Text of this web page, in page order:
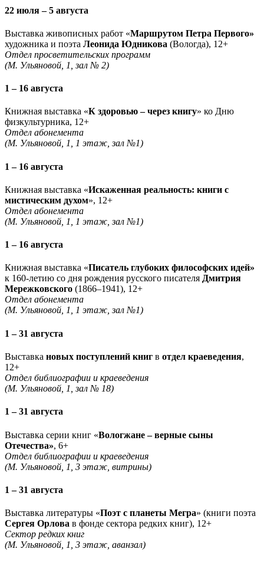
22 июля – 5 августа
Выставка живописных работ «Маршрутом Петра Первого»
художника и поэта Леонида Юдникова (Вологда), 12+
Отдел просветительских программ
(М. Ульяновой, 1, зал № 2)
1 – 16 августа
Книжная выставка «К здоровью – через книгу» ко Дню
физкультурника, 12+
Отдел абонемента
(М. Ульяновой, 1, 1 этаж, зал №1)
1 – 16 августа
Книжная выставка «Искаженная реальность: книги с
мистическим духом», 12+
Отдел абонемента
(М. Ульяновой, 1, 1 этаж, зал №1)
1 – 16 августа
Книжная выставка «Писатель глубоких философских идей»
к 160-летию со дня рождения русского писателя Дмитрия
Мережковского (1866–1941), 12+
Отдел абонемента
(М. Ульяновой, 1, 1 этаж, зал №1)
1 – 31 августа
Выставка новых поступлений книг в отдел краеведения,
12+
Отдел библиографии и краеведения
(М. Ульяновой, 1, зал № 18)
1 – 31 августа
Выставка серии книг «Вологжане – верные сыны
Отечества», 6+
Отдел библиографии и краеведения
(М. Ульяновой, 1, 3 этаж, витрины)
1 – 31 августа
Выставка литературы «Поэт с планеты Мегра» (книги поэта
Сергея Орлова в фонде сектора редких книг), 12+
Сектор редких книг
(М. Ульяновой, 1, 3 этаж, аванзал)